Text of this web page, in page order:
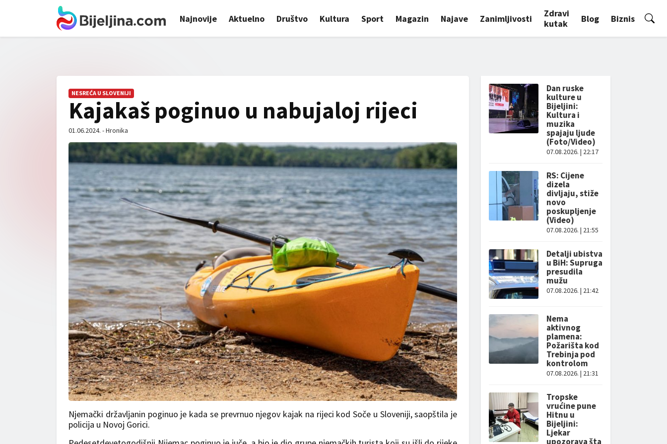
Najnovije Aktuelno Društvo Kultura Sport Magazin Najave Zanimljivosti
Zdravi
kutak
Blog Biznis
NESREĆA U SLOVENIJI
Kajakaš poginuo u nabujaloj rijeci
01.06.2024. - Hronika
Njemački državljanin poginuo je kada se prevrnuo njegov kajak na rijeci kod Soče u Sloveniji, saopštila je
policija u Novoj Gorici.
Dan ruske
kulture u
Bijeljini:
Kultura i
muzika
spajaju ljude
(Foto/Video)
07.08.2026. | 22:17
RS: Cijene
dizela
divljaju, stiže
novo
poskupljenje
(Video)
07.08.2026. | 21:55
Detalji ubistva
u BiH: Supruga
presudila
mužu
07.08.2026. | 21:42
Nema
aktivnog
plamena:
Požarišta kod
Trebinja pod
kontrolom
07.08.2026. | 21:31
Tropske
vrućine pune
Hitnu u
Bijeljini:
Ljekar
upozorava šta